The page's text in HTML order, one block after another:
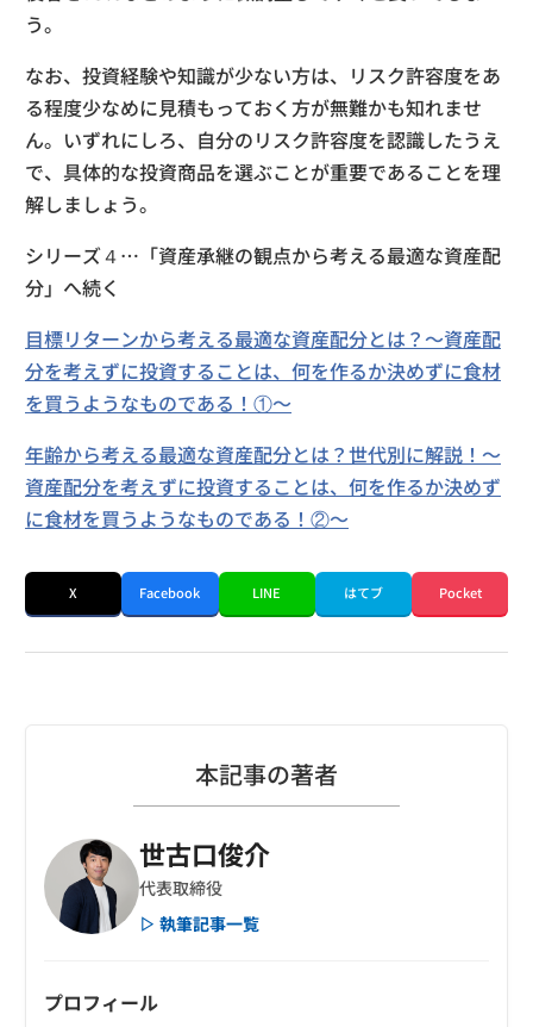
う。
なお、投資経験や知識が少ない方は、リスク許容度をあ
る程度少なめに見積もっておく方が無難かも知れませ
ん。いずれにしろ、自分のリスク許容度を認識したうえ
で、具体的な投資商品を選ぶことが重要であることを理
解しましょう。
シリーズ４…「資産承継の観点から考える最適な資産配
分」へ続く
目標リターンから考える最適な資産配分とは？〜資産配
分を考えずに投資することは、何を作るか決めずに食材
を買うようなものである！①〜
年齢から考える最適な資産配分とは？世代別に解説！〜
資産配分を考えずに投資することは、何を作るか決めず
に食材を買うようなものである！②〜
X Facebook LINE はてブ Pocket
本記事の著者
世古口俊介
代表取締役
▷ 執筆記事一覧
プロフィール